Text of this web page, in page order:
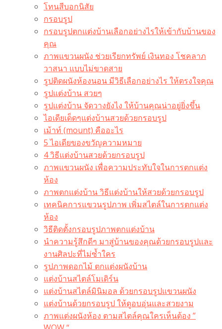
โทนสีบอกนิสัย
กรอบรูป
กรอบรูปตกแต่งบ้านเลือกอย่างไรให้เข้ากับบ้านของ
คุณ
ภาพแขวนผนัง ช่วยเรียกทรัพย์ เงินทอง โชคลาภ
วาสนา แบบไม่ขาดสาย
รูปติดผนังห้องนอน มีวิธีเลือกอย่างไร ให้ตรงใจคุณ
รูปแต่งบ้าน สวยๆ
รูปแต่งบ้าน จัดวางยังไง ให้บ้านคุณน่าอยู่ยิ่งขึ้น
ไอเดียเด็ดๆแต่งบ้านสวยด้วยกรอบรูป
เม้าท์ (mount) คืออะไร​
5 ไอเดียของขวัญความหมาย
4 วิธีแต่งบ้านสวยด้วยกรอบรูป
ภาพแขวนผนัง เพื่อความประทับใจในการตกแต่ง
ห้อง
ภาพตกแต่งบ้าน วิธีแต่งบ้านให้สวยด้วยกรอบรูป
เทคนิคการแขวนรูปภาพ เพิ่มสไตล์ในการตกแต่ง
ห้อง
วิธีติดตั้งกรอบรูปภาพตกแต่งบ้าน
นำความรู้สึกดีๆ มาสู่บ้านของคุณด้วยกรอบรูปและ
งานศิลปะที่ไม่ซ้ำใคร
รูปภาพดอกไม้ ตกแต่งผนังบ้าน
แต่งบ้านสไตล์โมเดิร์น
แต่งบ้านสไตล์มินิมอล ด้วยกรอบรูปแขวนผนัง
แต่งบ้านด้วยกรอบรูป ให้ดูอบอุ่นและสวยงาม
ภาพแต่งผนังห้อง ตามสไตล์คุณใครเห็นต้อง ”